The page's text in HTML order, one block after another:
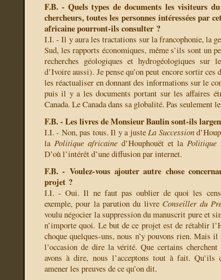
F.B. - Quels types de documents les visiteurs
chercheurs, toutes les personnes intéressées par
africaine pourront-ils consulter ?
I.I. - Il y aura les tractations sur la francophonie, la
Sud, les rapports économiques, même s’ils sont un
recherches géologiques et hydrogéologiques
d’Ivoire aussi). Je pense qu’on peut encore sortir ces
les réactualiser en donnant des informations sur le
puis il y a les documents portant sur les affaires
Canada. Le Canada dans sa globalité. Pas seulement
F.B. - Les livres de Monsieur Baulin sont-ils
I.I. - Non, pas tous. Il y a justeLa Succession
la Politique africained’Houphouët et laPolitique
D’où l’intérêt d’une diffusion par internet.
F.B. - Voulez-vous ajouter autre chose
projet ?
I.I. - Oui. Il ne faut pas oublier de quoi les
exemple, pour la parution du livre Conseiller du
voulu négocier la suppression du manuscrit pure et
n’importe quoi. Le but de ce projet est de rétablir
choque quelques-uns, nous n’y pouvons rien. Mais
l’occasion de dire la vérité. Que certains
avons à dire, nous l’acceptons tout à fait. Qu’ils
amener les preuves de ce qu’on dit.